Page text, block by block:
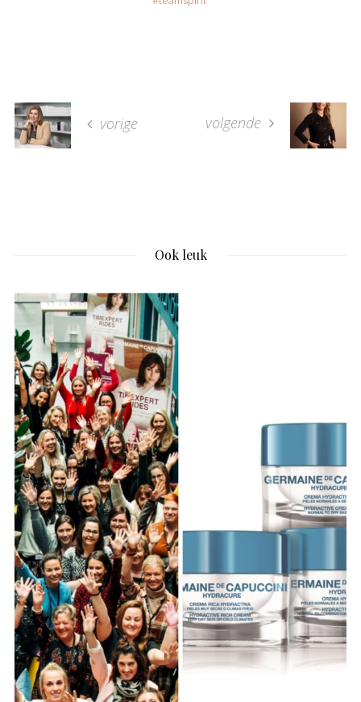
vorige volgende
Ook leuk